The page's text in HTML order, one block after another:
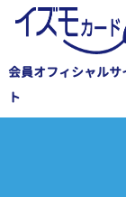
会員オフィシャルサ
ト